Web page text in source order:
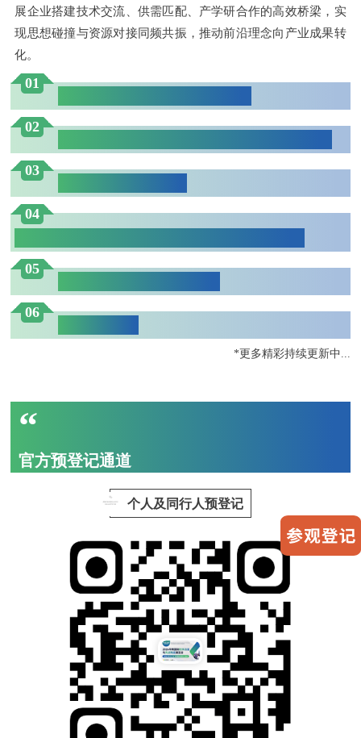
展企业搭建技术交流、供需匹配、产学研合作的高效桥梁，实
现思想碰撞与资源对接同频共振，推动前沿理念向产业成果转
化。
01
02
03
04
05
06
*更多精彩持续更新中...
“
官方预登记通道
个人及同行人预登记